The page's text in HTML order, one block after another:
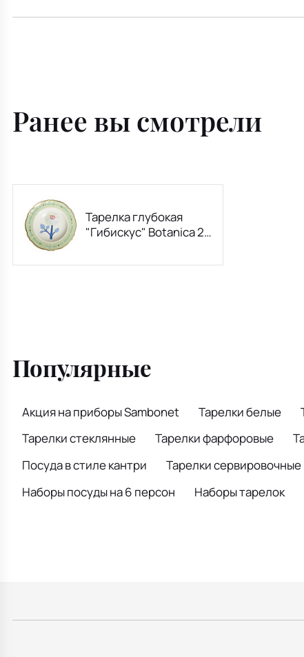
Ранее вы смотрели
Тарелка глубокая
"Гибискус" Botanica 23
Популярные
Акция на приборы Sambonet Тарелки белые
Тарелки стеклянные
Тарелки фарфоровые
Посуда в стиле кантри
Тарелки сервировочные
Наборы посуды на 6 персон
Наборы тарелок